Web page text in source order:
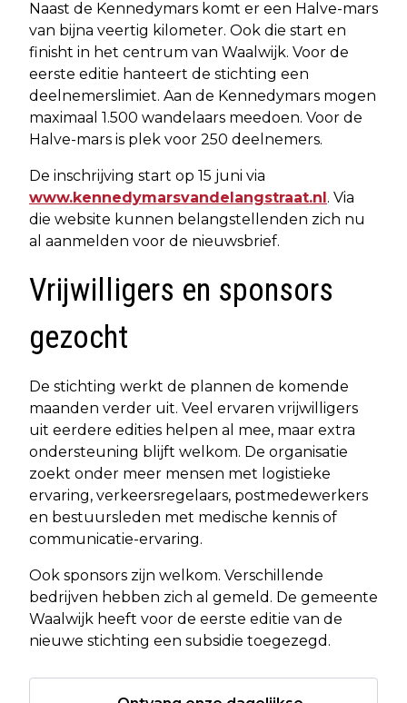
Naast de Kennedymars komt er een Halve-mars
van bijna veertig kilometer. Ook die start en
finisht in het centrum van Waalwijk. Voor de
eerste editie hanteert de stichting een
deelnemerslimiet. Aan de Kennedymars mogen
maximaal 1.500 wandelaars meedoen. Voor de
Halve-mars is plek voor 250 deelnemers.
De inschrijving start op 15 juni via
www.kennedymarsvandelangstraat.nl. Via
die website kunnen belangstellenden zich nu
al aanmelden voor de nieuwsbrief.
Vrijwilligers en sponsors
gezocht
De stichting werkt de plannen de komende
maanden verder uit. Veel ervaren vrijwilligers
uit eerdere edities helpen al mee, maar extra
ondersteuning blijft welkom. De organisatie
zoekt onder meer mensen met logistieke
ervaring, verkeersregelaars, postmedewerkers
en bestuursleden met medische kennis of
communicatie-ervaring.
Ook sponsors zijn welkom. Verschillende
bedrijven hebben zich al gemeld. De gemeente
Waalwijk heeft voor de eerste editie van de
nieuwe stichting een subsidie toegezegd.